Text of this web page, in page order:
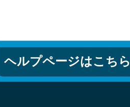
ヘルプページはこちら